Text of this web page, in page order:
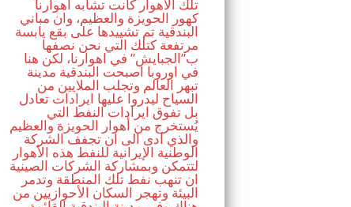
تلك الأهوار كانت تشابه اهوارنا
كهور الحويزة والعظيم، وان مباني
البندقية تم تشييدها على بقع يابسة
مرتفعة كتلك التي نحن نصفها
ب”الجبايش” في اهوارنا، لكن هنا
في اوروبا اصبحت البندقية مدينة
تبهر العالم وتجلب الملايين من
السياح ليدروا عليها ايرادات تعادل
بل تفوق ايرادات النفط التي
يُستخرج من أهوار الحويزة والعظيم
والذي ادى الى ان تجفف الشركة
الوطنية الإيرانية للنفط هذه الأهوار
لتتمكن وبمشاركة الشركات الصينية
ان تنهب نفط تلك المنطقة وتدمر
البيئة وتهجر السكان الأحوازيين من